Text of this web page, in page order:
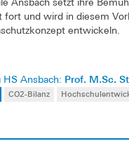
fort und wird in diesem
entwickeln.
Ansbach: Prof. M.Sc.
CO2-Bilanz